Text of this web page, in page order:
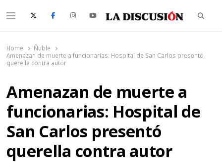
Menu
Home
Ñuble
Amenazan de muerte a funcionarias: Hospital de San Carlos presentó
querella contra autor
Amenazan de muerte a
funcionarias: Hospital de
San Carlos presentó
querella contra autor